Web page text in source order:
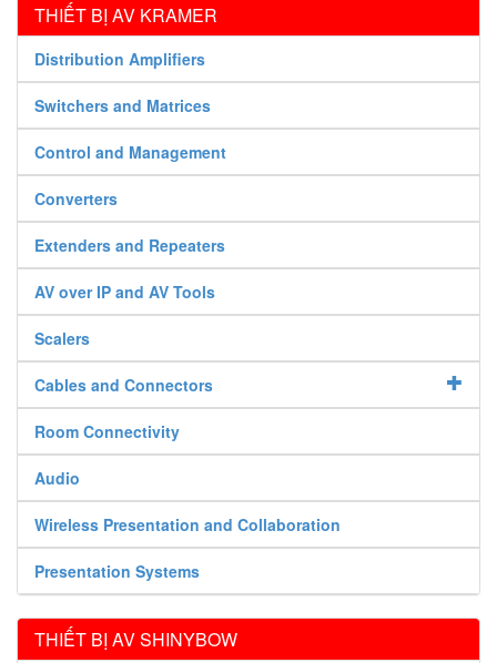
THIẾT BỊ AV KRAMER
Distribution Amplifiers
Switchers and Matrices
Control and Management
Converters
Extenders and Repeaters
AV over IP and AV Tools
Scalers
Cables and Connectors
Room Connectivity
Audio
Wireless Presentation and Collaboration
Presentation Systems
THIẾT BỊ AV SHINYBOW